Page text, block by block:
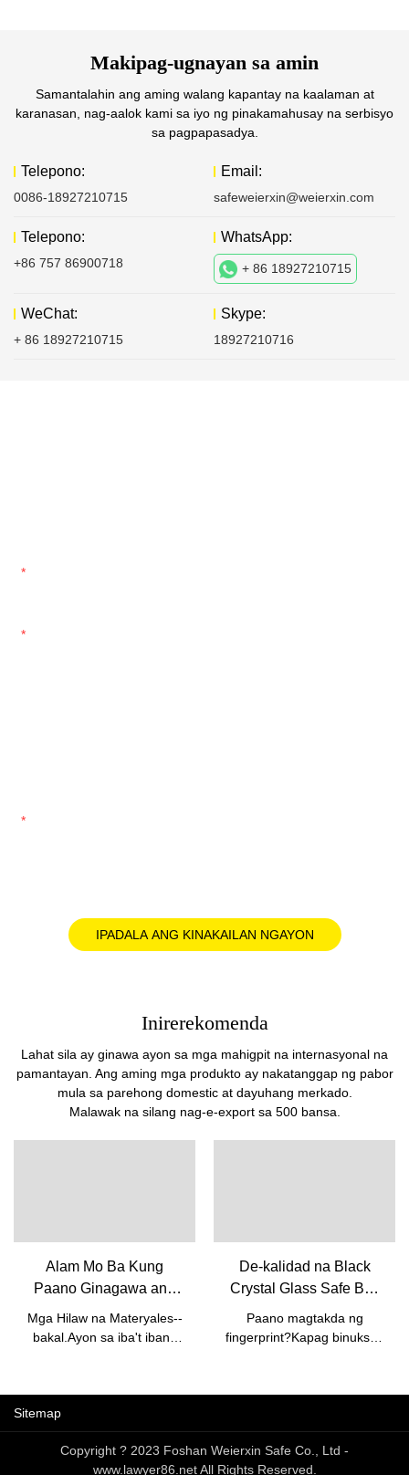
Makipag-ugnayan sa amin
Samantalahin ang aming walang kapantay na kaalaman at
karanasan, nag-aalok kami sa iyo ng pinakamahusay na serbisyo
sa pagpapasadya.
Telepono:
0086-18927210715
Email:
safeweierxin@weierxin.com
Telepono:
+86 757 86900718
WhatsApp:
+ 86 18927210715
WeChat:
+ 86 18927210715
Skype:
18927210716
IPADALA ANG KINAKAILAN NGAYON
Inirerekomenda
Lahat sila ay ginawa ayon sa mga mahigpit na internasyonal na
pamantayan. Ang aming mga produkto ay nakatanggap ng pabor
mula sa parehong domestic at dayuhang merkado.
Malawak na silang nag-e-export sa 500 bansa.
Alam Mo Ba Kung
Paano Ginagawa ang
Safe?
Mga Hilaw na Materyales--
bakal.Ayon sa iba't ibang
steel plate sa iba't ibang
kapal.Paano gumawa ng
mga safe?Hakbang 1:
Laser CuttingHakbang 2:
PagsuntokHakbang 3:
De-kalidad na Black
Crystal Glass Safe Box
na May Fingerprint-
Foshan Weierxin Safe
Paano magtakda ng
fingerprint?Kapag binuksan
pinto sa loob ng 1
isang beep sa oras na ito.At
ang ilaw ng fingerprint ay
umilaw.Ilagay ang iyong
Sitemap
Copyright ? 2023 Foshan Weierxin Safe Co., Ltd -
www.lawyer86.net All Rights Reserved.